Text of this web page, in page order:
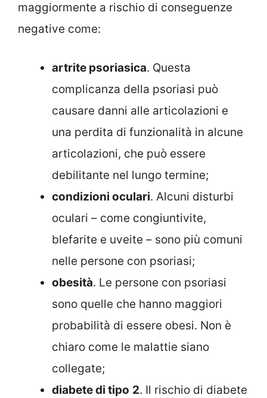
maggiormente a rischio di conseguenze
negative come:
artrite psoriasica. Questa
complicanza della psoriasi può
causare danni alle articolazioni e
una perdita di funzionalità in alcune
articolazioni, che può essere
debilitante nel lungo termine;
condizioni oculari. Alcuni disturbi
oculari – come congiuntivite,
blefarite e uveite – sono più comuni
nelle persone con psoriasi;
obesità. Le persone con psoriasi
sono quelle che hanno maggiori
probabilità di essere obesi. Non è
chiaro come le malattie siano
collegate;
diabete di tipo 2. Il rischio di diabete